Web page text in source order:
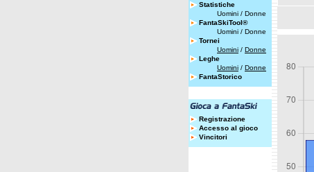
Statistiche
Uomini / Donne
FantaSkiTool®
Uomini / Donne
Tornei
Uomini / Donne
Leghe
Uomini / Donne
FantaStorico
Registrazione
Accesso al gioco
Vincitori